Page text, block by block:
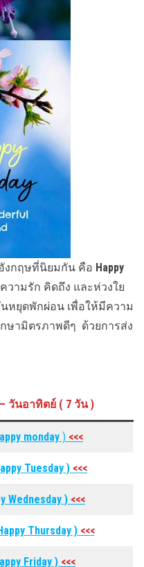
งกฤษที่นิยมกัน คือ Happy
วามรัก คิดถึง และห่วงใย
หยุดพักผ่อน เพื่อให้มีความ
ษามิตรภาพดีๆ ด้วยการส่ง
วันอาทิตย์ ( 7 วัน )
monday ) <<<
Tuesday ) <<<
Wednesday ) <<<
Thursday) <<<
Friday ) <<<